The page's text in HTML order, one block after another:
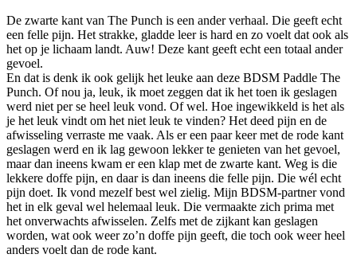
De zwarte kant van The Punch is een ander verhaal. Die geeft echt
een felle pijn. Het strakke, gladde leer is hard en zo voelt dat ook als
het op je lichaam landt. Auw! Deze kant geeft echt een totaal ander
gevoel.
En dat is denk ik ook gelijk het leuke aan deze BDSM Paddle The
Punch. Of nou ja, leuk, ik moet zeggen dat ik het toen ik geslagen
werd niet per se heel leuk vond. Of wel. Hoe ingewikkeld is het als
je het leuk vindt om het niet leuk te vinden? Het deed pijn en de
afwisseling verraste me vaak. Als er een paar keer met de rode kant
geslagen werd en ik lag gewoon lekker te genieten van het gevoel,
maar dan ineens kwam er een klap met de zwarte kant. Weg is die
lekkere doffe pijn, en daar is dan ineens die felle pijn. Die wél echt
pijn doet. Ik vond mezelf best wel zielig. Mijn BDSM-partner vond
het in elk geval wel helemaal leuk. Die vermaakte zich prima met
het onverwachts afwisselen. Zelfs met de zijkant kan geslagen
worden, wat ook weer zo’n doffe pijn geeft, die toch ook weer heel
anders voelt dan de rode kant.